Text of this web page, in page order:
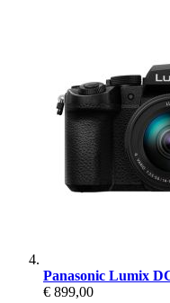
Panasonic Lumix
€ 899,00